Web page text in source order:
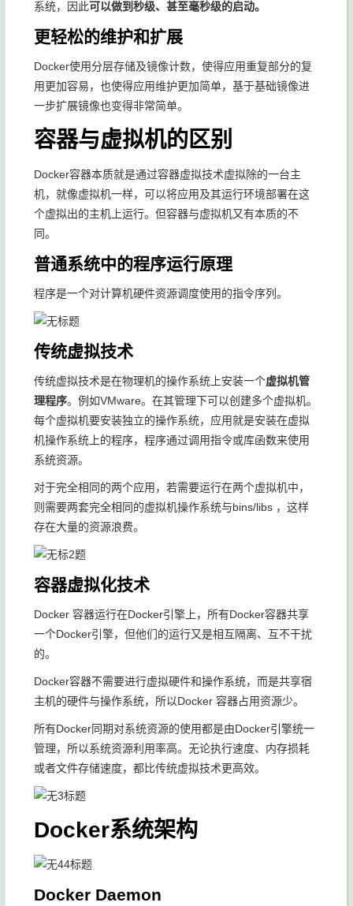
系统，因此可以做到秒级、甚至毫秒级的启动。
更轻松的维护和扩展
Docker使用分层存储及镜像计数，使得应用重复部分的复
用更加容易，也使得应用维护更加简单，基于基础镜像进
一步扩展镜像也变得非常简单。
容器与虚拟机的区别
Docker容器本质就是通过容器虚拟技术虚拟除的一台主
机，就像虚拟机一样，可以将应用及其运行环境部署在这
个虚拟出的主机上运行。但容器与虚拟机又有本质的不
同。
普通系统中的程序运行原理
程序是一个对计算机硬件资源调度使用的指令序列。
传统虚拟技术
传统虚拟技术是在物理机的操作系统上安装一个虚拟机管
理程序。例如VMware。在其管理下可以创建多个虚拟机。
每个虚拟机要安装独立的操作系统，应用就是安装在虚拟
机操作系统上的程序，程序通过调用指令或库函数来使用
系统资源。
对于完全相同的两个应用，若需要运行在两个虚拟机中，
则需要两套完全相同的虚拟机操作系统与bins/libs ，这样
存在大量的资源浪费。
容器虚拟化技术
Docker 容器运行在Docker引擎上，所有Docker容器共享
一个Docker引擎，但他们的运行又是相互隔离、互不干扰
的。
Docker容器不需要进行虚拟硬件和操作系统，而是共享宿
主机的硬件与操作系统，所以Docker 容器占用资源少。
所有Docker同期对系统资源的使用都是由Docker引擎统一
管理，所以系统资源利用率高。无论执行速度、内存损耗
或者文件存储速度，都比传统虚拟技术更高效。
Docker系统架构
Docker Daemon